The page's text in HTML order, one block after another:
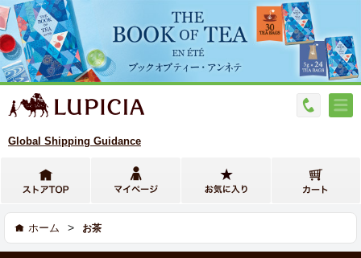
Global Shipping Guidance
ホーム > お茶